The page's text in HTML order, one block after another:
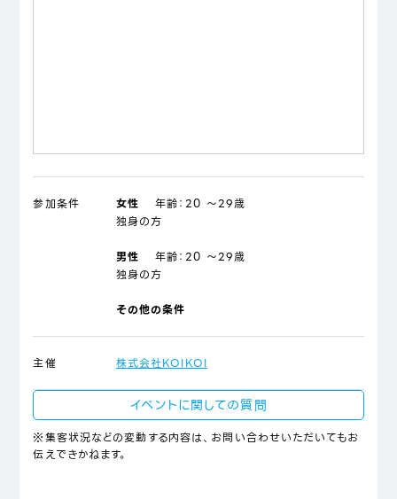
参加条件 女性 年齢： 20 ～29歳
独身の方
男性 年齢： 20 ～29歳
独身の方
その他の条件
主催 株式会社KOIKOI
イベントに関しての質問
※集客状況などの変動する内容は、お問い合わせいただいてもお
伝えできかねます。